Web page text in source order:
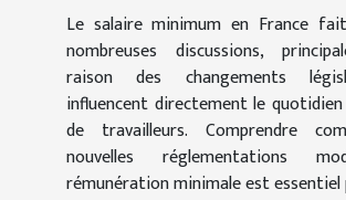
Le salaire minimum en France
nombreuses discussions,
raison des changements
influencent directement le
de travailleurs. Comprendre
nouvelles réglementations
rémunération minimale est essentiel